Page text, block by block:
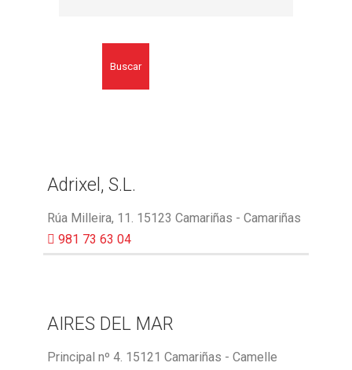
Buscar
Adrixel, S.L.
Rúa Milleira, 11. 15123 Camariñas - Camariñas
981 73 63 04
AIRES DEL MAR
Principal nº 4. 15121 Camariñas - Camelle